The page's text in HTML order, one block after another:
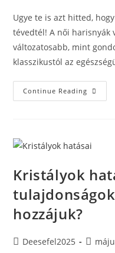
Ugye te is azt hitted,
tévedtél! A női harisnyák
változatosabb, mint
klasszikustól az
Continue Reading Nagy
Tudni
Kristályok
hozzájuk?
PostDeesefel2025
Post